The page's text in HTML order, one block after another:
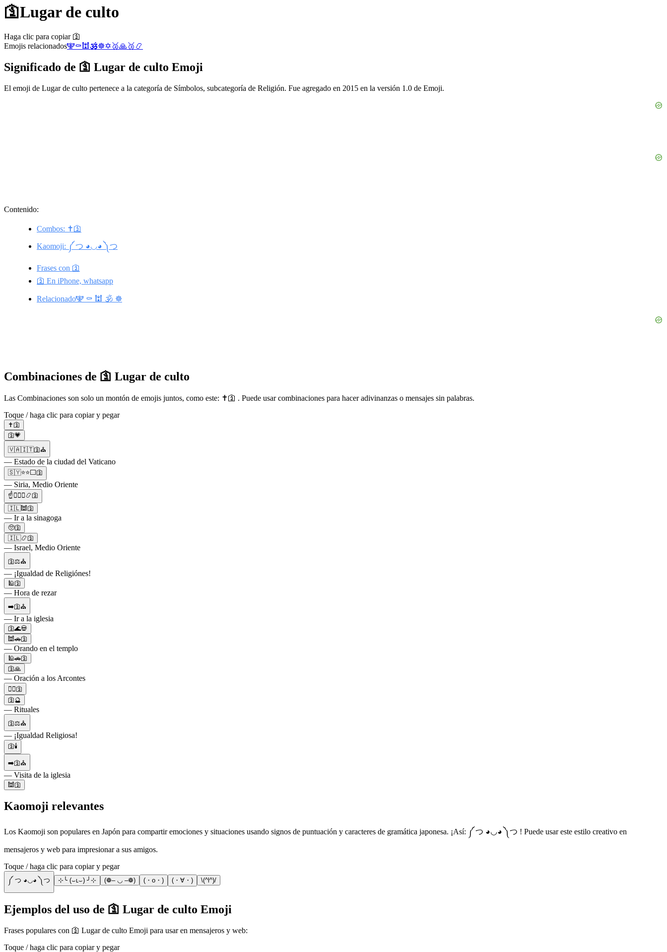
🛐Lugar de culto
Haga clic para copiar 🛐
Emojis relacionados🕎⚰️🕍 🕉️☸️✡️ 🥈🙏 🥉 📿
Significado de 🛐 Lugar de culto Emoji
El emoji de Lugar de culto pertenece a la categoría de Símbolos, subcategoría de Religión. Fue agregado en 2015 en la versión 1.0 de Emoji.
Contenido:
Combos: ✝️🛐
Kaomoji: ༼ つ ◕◡◕ ༽つ
Frases con 🛐
🛐 En iPhone, whatsapp
Relacionado🕎 ⚰️ 🕍 🕉️ ☸️
Combinaciones de 🛐 Lugar de culto
Las Combinaciones son solo un montón de emojis juntos, como este: ✝️🛐 . Puede usar combinaciones para hacer adivinanzas o mensajes sin palabras.
Toque / haga clic para copiar y pegar
✝️🛐
🛐💗
🇻🇦🇮🇹🛐⛪
— Estado de la ciudad del Vaticano
🇸🇾⭐⭐⬜🛐
— Siria, Medio Oriente
☝👱🏼‍♂️📿🛐
🇮🇱🕍🛐
— Ir a la sinagoga
🥺🛐
🇮🇱📿🛐
— Israel, Medio Oriente
🛐⚖️⛪
— ¡Igualdad de Religiónes!
🕌🛐
— Hora de rezar
➡️🛐⛪
— Ir a la iglesia
🛐🌊💀
🕍🚗🛐
— Orando en el templo
🕌🚗🛐
🛐🙏
— Oración a los Arcontes
🙅‍♂️🛐
🛐🔮
— Rituales
🛐⚖️⛪
— ¡Igualdad Religiosa!
🛐🕯️
➡️🛐⛪
— Visita de la iglesia
🕍🛐
Kaomoji relevantes
Los Kaomoji son populares en Japón para compartir emociones y situaciones usando signos de puntuación y caracteres de gramática japonesa. ¡Así: ༼ つ ◕◡◕ ༽つ ! Puede usar este estilo creativo en
mensajeros y web para impresionar a sus amigos.
Toque / haga clic para copiar y pegar
༼ つ ◕◡◕ ༽つ ⊹╰ (⌣ʟ⌣) ╯⊹ (❁– ◡ –❁) (・o・) (・∀・) \(^l^)/
Ejemplos del uso de 🛐 Lugar de culto Emoji
Frases populares con 🛐 Lugar de culto Emoji para usar en mensajeros y web:
Toque / haga clic para copiar y pegar